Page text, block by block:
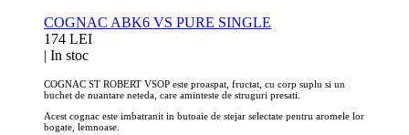
COGNAC ABK6 VS PURE SINGLE
174 LEI
| In stoc
COGNAC ST ROBERT VSOP este proaspat, fructat, cu corp suplu si un
buchet de nuantare neteda, care aminteste de struguri presati.
Acest cognac este imbatranit in butoaie de stejar selectate pentru aromele lor
bogate, lemnoase.